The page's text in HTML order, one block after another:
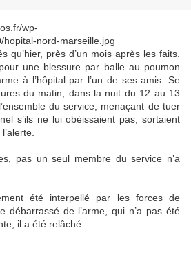
qu’hier, près d’un mois après les faits.
une blessure par balle au poumon
à l’hôpital par l’un de ses amis. Se
du matin, dans la nuit du 12 au 13
du service, menaçant de tuer
s’ils ne lui obéissaient pas, sortaient
pas un seul membre du service n’a
été interpellé par les forces de
débarrassé de l’arme, qui n’a pas été
il a été relâché.